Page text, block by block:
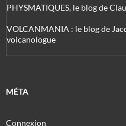
PHYSMATIQUES, le blog de
VOLCANMANIA : le blog de
volcanologue
MÉTA
Connexion